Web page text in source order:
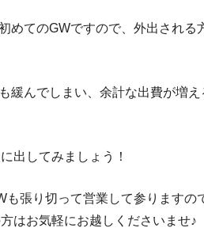
めてのGWですので、外出される
緩んでしまい、余計な出費が増
出してみましょう！
も張り切って営業して参りますの
はお気軽にお越しくださいませ♪